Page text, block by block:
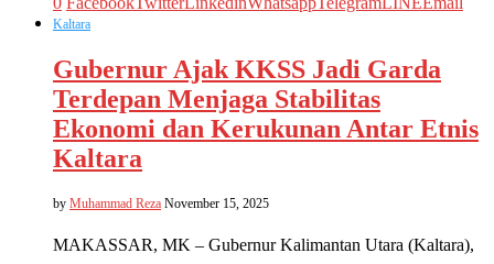
Kaltara
Gubernur Ajak KKSS Jadi Garda
Terdepan Menjaga Stabilitas
Ekonomi dan Kerukunan Antar Etnis
Kaltara
by Muhammad Reza November 15, 2025
MAKASSAR, MK – Gubernur Kalimantan Utara (Kaltara),